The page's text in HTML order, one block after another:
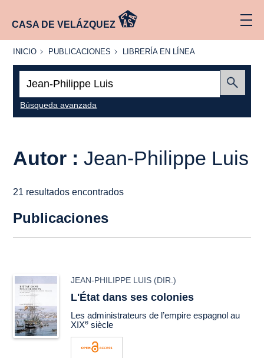
CASA DE VELÁZQUEZ
INICIO
INICIO PUBLICACIONES
PUBLICACIONES
LIBRERÍA
LÍNEA
LIBRERÍA EN LÍNEA
Búsqueda avanzada
Autor :Jean-Philippe Luis
21 resultados encontrados
Publicaciones
JEAN-PHILIPPE LUIS (DIR.)
L'État dans ses colonies
Les administrateurs de l’empire espagnol au
XIXe siècle